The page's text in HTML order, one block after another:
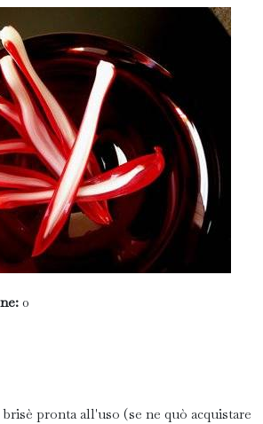
0
pronta all'uso (se ne quò acquistare